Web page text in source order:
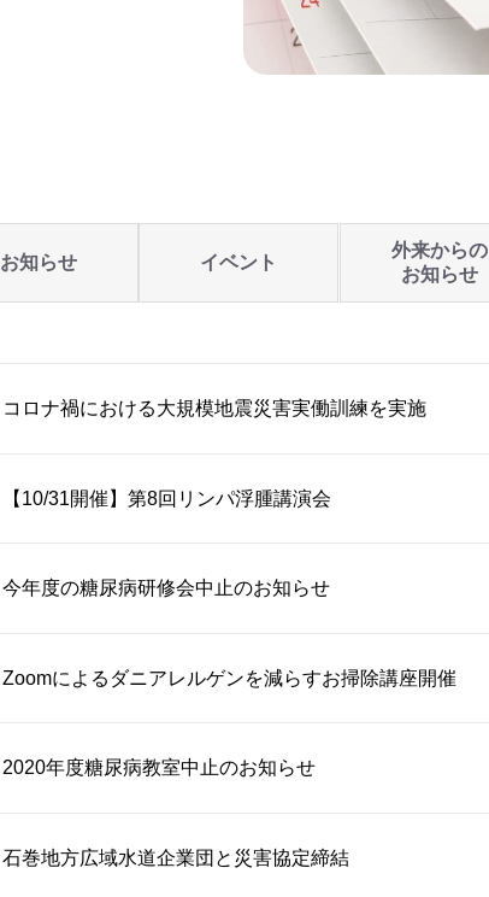
お知らせ イベント
外来からの
お知らせ
コロナ禍における大規模地震災害実働訓練を実施
【10/31開催】第8回リンパ浮腫講演会
今年度の糖尿病研修会中止のお知らせ
Zoomによるダニアレルゲンを減らすお掃除講座開催
2020年度糖尿病教室中止のお知らせ
石巻地方広域水道企業団と災害協定締結